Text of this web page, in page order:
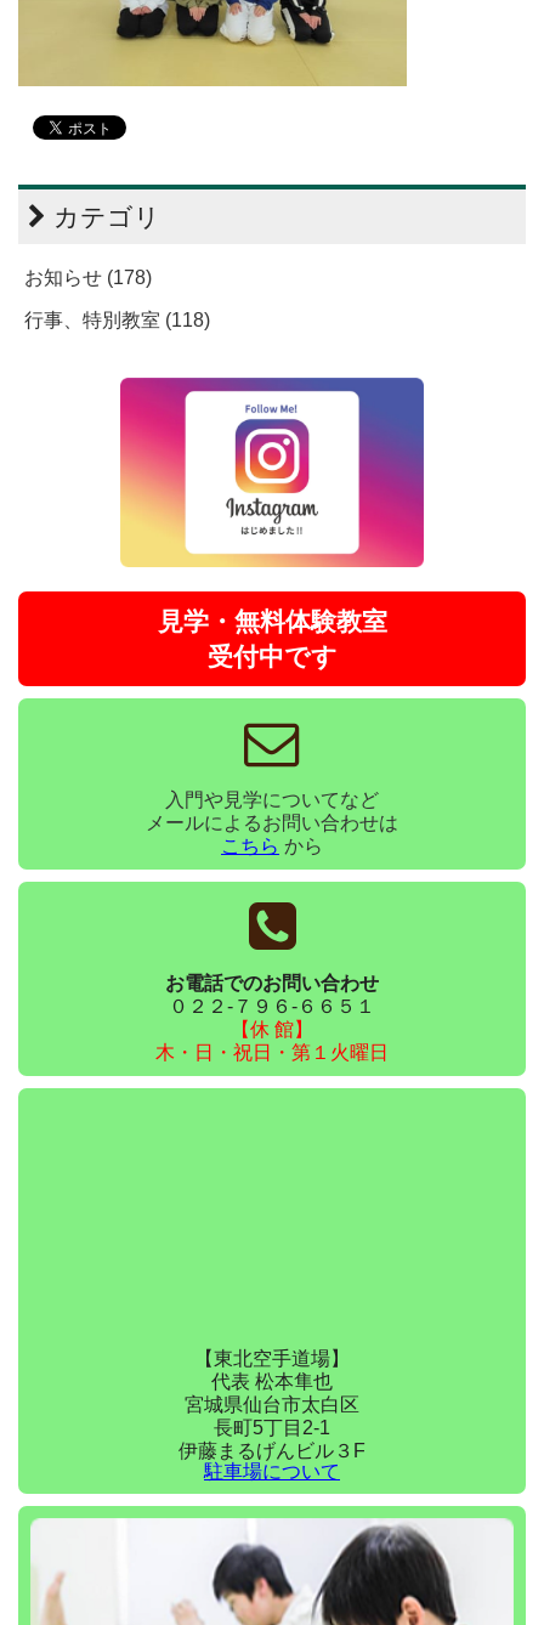
カテゴリ
お知らせ (178)
行事、特別教室 (118)
見学・無料体験教室
受付中です
入門や見学についてなど
メールによるお問い合わせは
こちら から
お電話でのお問い合わせ
０２２-７９６-６６５１
【休 館】
木・日・祝日・第１火曜日
【東北空手道場】
代表 松本隼也
宮城県仙台市太白区
長町5丁目2-1
伊藤まるげんビル３F
駐車場について